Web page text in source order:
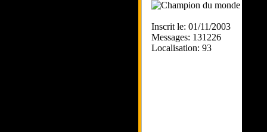
Inscrit le: 01/11/2003
Messages: 131226
Localisation: 93